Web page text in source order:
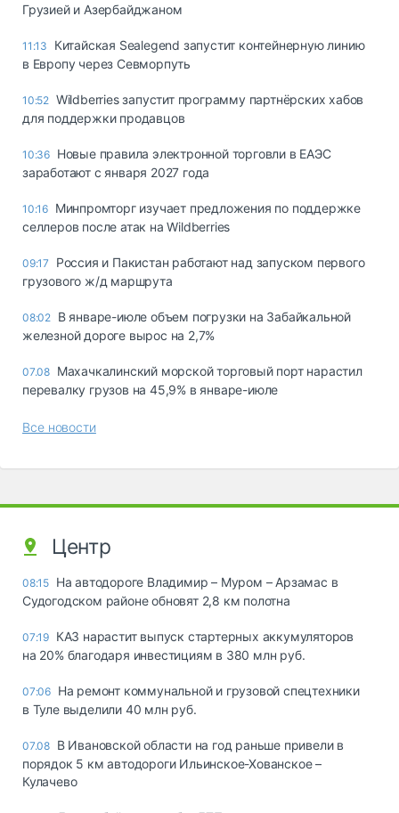
Грузией и Азербайджаном
11:13
Китайская Sealegend запустит контейнерную линию
в Европу через Севморпуть
10:52 Wildberries запустит программу партнёрских хабов
для поддержки продавцов
10:36 Новые правила электронной торговли в ЕАЭС
заработают с января 2027 года
10:16 Минпромторг изучает предложения по поддержке
селлеров после атак на Wildberries
09:17
Россия и Пакистан работают над запуском первого
грузового ж/д маршрута
08:02 В январе-июле объем погрузки на Забайкальной
железной дороге вырос на 2,7%
07.08 Махачкалинский морской торговый порт нарастил
перевалку грузов на 45,9% в январе-июле
Все новости
Центр
08:15 На автодороге Владимир – Муром – Арзамас в
Судогодском районе обновят 2,8 км полотна
07:19 КАЗ нарастит выпуск стартерных аккумуляторов
на 20% благодаря инвестициям в 380 млн руб.
07:06 На ремонт коммунальной и грузовой спецтехники
в Туле выделили 40 млн руб.
07.08 В Ивановской области на год раньше привели в
порядок 5 км автодороги Ильинское-Хованское –
Кулачево